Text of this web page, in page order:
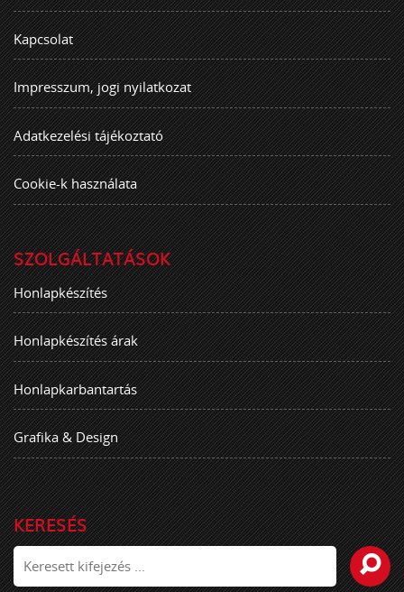
Kapcsolat
Impresszum, jogi nyilatkozat
Adatkezelési tájékoztató
Cookie-k használata
SZOLGÁLTATÁSOK
Honlapkészítés
Honlapkészítés árak
Honlapkarbantartás
Grafika & Design
KERESÉS